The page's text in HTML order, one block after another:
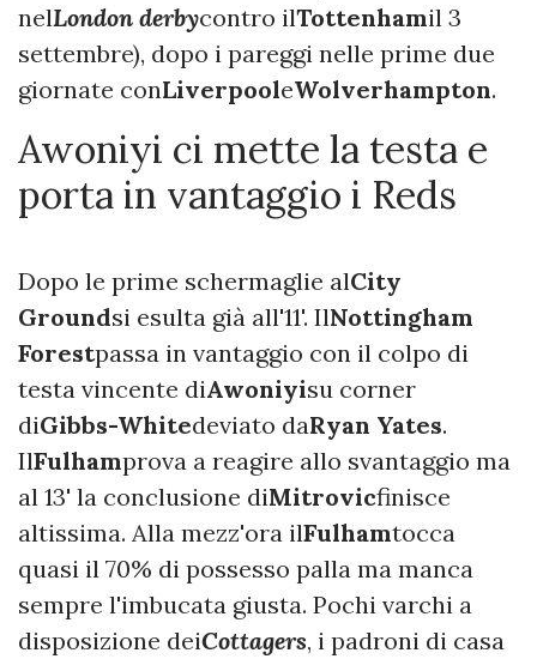
nelLondon derbycontro ilTottenhamil 3
settembre), dopo i pareggi nelle prime due
giornate conLiverpooleWolverhampton.
Awoniyi ci mette la testa e
porta in vantaggio i Reds
Dopo le prime schermaglie alCity
Groundsi esulta già all'11'. IlNottingham
Forestpassa in vantaggio con il colpo di
testa vincente diAwoniyisu corner
diGibbs-Whitedeviato daRyan Yates.
IlFulhamprova a reagire allo svantaggio ma
al 13' la conclusione diMitrovicfinisce
altissima. Alla mezz'ora ilFulhamtocca
quasi il 70% di possesso palla ma manca
sempre l'imbucata giusta. Pochi varchi a
disposizione deiCottagers, i padroni di casa